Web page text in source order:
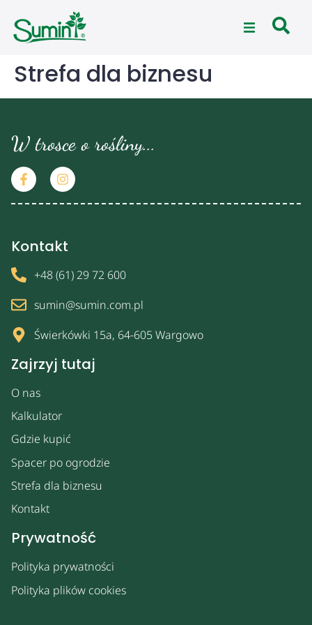
Strefa dla biznesu
W trosce o rośliny...
Zajrzyj tutaj
O nas
Kalkulator
Gdzie kupić
Spacer po ogrodzie
Strefa dla biznesu
Kontakt
Prywatność
Polityka prywatności
Polityka plików cookies
Kontakt
+48 (61) 29 72 600
sumin@sumin.com.pl
Świerkówki 15a, 64-605 Wargowo